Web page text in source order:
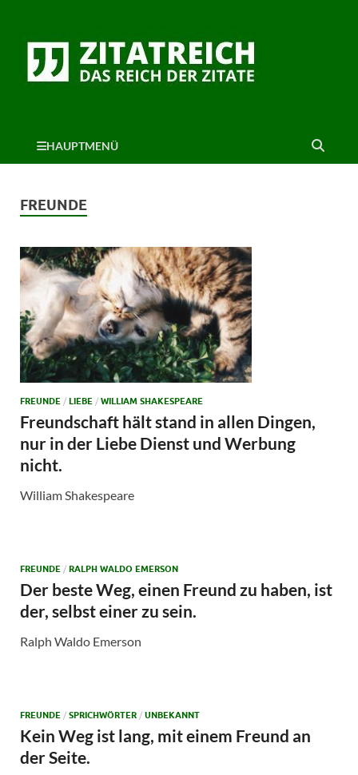
HAUPTMENÜ
FREUNDE
FREUNDE / LIEBE / WILLIAM SHAKESPEARE
Freundschaft hält stand in allen Dingen,
nur in der Liebe Dienst und Werbung
nicht.
William Shakespeare
FREUNDE / RALPH WALDO EMERSON
Der beste Weg, einen Freund zu haben, ist
der, selbst einer zu sein.
Ralph Waldo Emerson
FREUNDE / SPRICHWÖRTER / UNBEKANNT
Kein Weg ist lang, mit einem Freund an
der Seite.